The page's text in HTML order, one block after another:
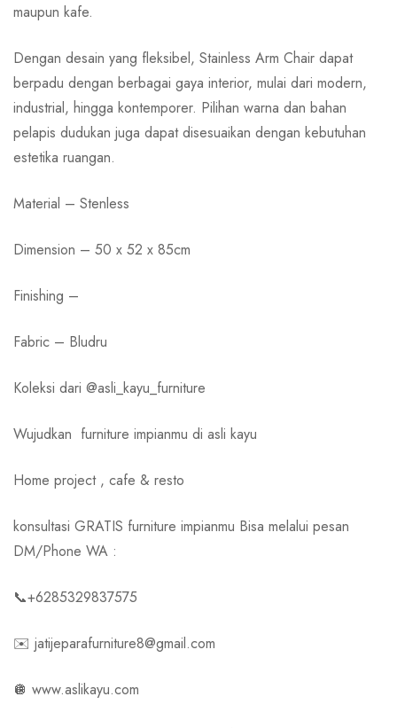
maupun kafe.
Dengan desain yang fleksibel, Stainless Arm Chair dapat
berpadu dengan berbagai gaya interior, mulai dari modern,
industrial, hingga kontemporer. Pilihan warna dan bahan
pelapis dudukan juga dapat disesuaikan dengan kebutuhan
estetika ruangan.
Material – Stenless
Dimension – 50 x 52 x 85cm
Finishing –
Fabric – Bludru
Koleksi dari @asli_kayu_furniture
Wujudkan furniture impianmu di asli kayu
Home project , cafe & resto
konsultasi GRATIS furniture impianmu Bisa melalui pesan
DM/Phone WA :
📞+6285329837575
✉️ jatijeparafurniture8@gmail.com
🪩 www.aslikayu.com